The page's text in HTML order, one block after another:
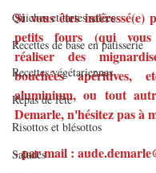
Quiches et tartes salées
Recettes de base en pâtisserie
Recettes végétariennes
Repas de fête
Risottos et blésottos
Salades
Si vous êtes intéressé(e)
petits fours (qui
réaliser des
bouchées apéritives,
aluminium, ou tout
Demarle, n'hésitez pas à
- par mail :